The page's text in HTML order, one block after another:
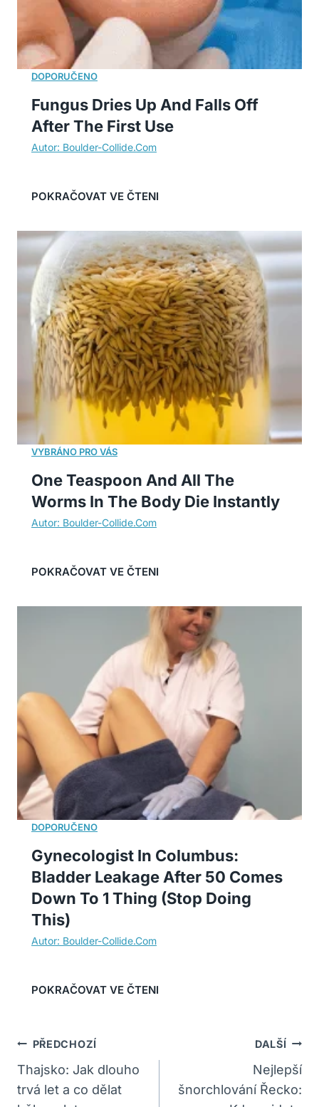
Fungus Dries Up And Falls Off
After The First Use
One Teaspoon And All The
Worms In The Body Die Instantly
Gynecologist In Columbus:
Bladder Leakage After 50 Comes
Down To 1 Thing (Stop Doing
This)
Navigace
Pro
Příspěvek
PŘEDCHOZÍ
Thajsko: Jak dlouho
trvá let a co dělat
DALŠÍ
Nejlepší
šnorchlování Řecko: